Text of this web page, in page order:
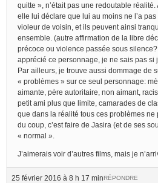
quitte », n’était pas une redoutable réalité.
elle lui déclare que lui au moins ne l’a
violeur de voisin, et ils peuvent ainsi
ensemble. (autre affirmation de la libre
précoce ou violence passée sous
apprécié ce personnage, je ne sais pas si
Par ailleurs, je trouve aussi dommage de
« problèmes » sur ce seul personnage:
aimante, père autoritaire, non aimant,
petit ami plus que limite, camarades de
que dans la réalité tous ces problèmes ne
du coup, c’est faire de Jasira (et de ses
« normal ».
J’aimerais voir d’autres films, mais je
25 février 2016 à 8 h 17 minRÉPONDRE